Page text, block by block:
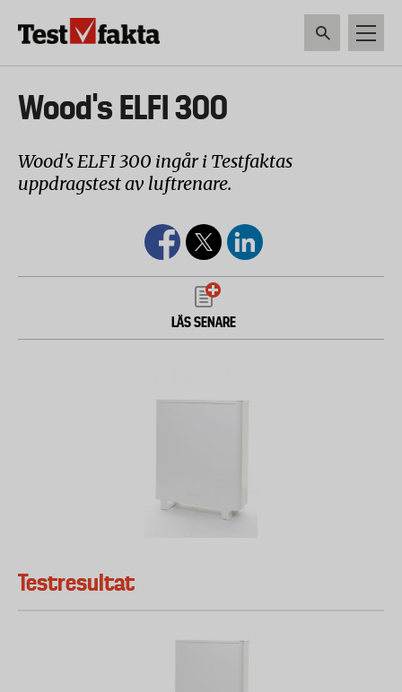
Huvudmeny
ny
HEM & HUSHÅLL
Wood's ELFI 300
Wood's ELFI 300 ingår i Testfaktas
uppdragstest av luftrenare.
LÄS SENARE
Testresultat